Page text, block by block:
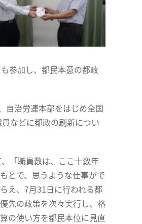
参加し、都民本意の都政
自治労連本部をはじめ全国
などに都政の刷新につい
「職員数は、ここ十数年
とで、思うような仕事がで
え、7月31日に行われる都
先の政策を次々実行し、格
の使い方を都民本位に見直